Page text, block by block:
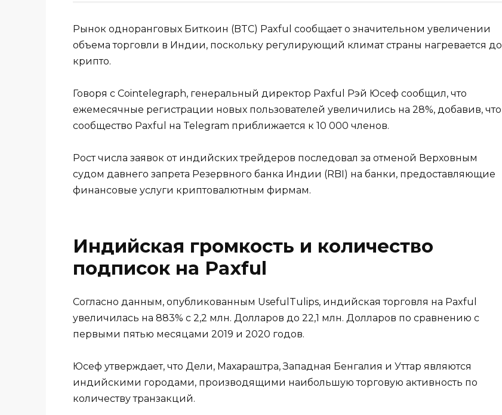
Рынок одноранговых Биткоин (BTC) Paxful сообщает о значительном увеличении
объема торговли в Индии, поскольку регулирующий климат страны нагревается до
крипто.
Говоря с Cointelegraph, генеральный директор Paxful Рэй Юсеф сообщил, что
ежемесячные регистрации новых пользователей увеличились на 28%, добавив, что
сообщество Paxful на Telegram приближается к 10 000 членов.
Рост числа заявок от индийских трейдеров последовал за отменой Верховным
судом давнего запрета Резервного банка Индии (RBI) на банки, предоставляющие
финансовые услуги криптовалютным фирмам.
Индийская громкость и количество
подписок на Paxful
Согласно данным, опубликованным UsefulTulips, индийская торговля на Paxful
увеличилась на 883% с 2,2 млн. Долларов до 22,1 млн. Долларов по сравнению с
первыми пятью месяцами 2019 и 2020 годов.
Юсеф утверждает, что Дели, Махараштра, Западная Бенгалия и Уттар являются
индийскими городами, производящими наибольшую торговую активность по
количеству транзакций.